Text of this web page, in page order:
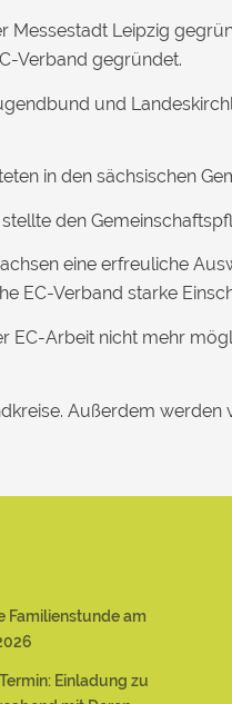
Leipzig
Verband gegründet.
und
in den sächsischen
den
eine erfreuliche
EC-Verband starke
Arbeit nicht mehr
Außerdem
Familienstunde am
Einladung zu